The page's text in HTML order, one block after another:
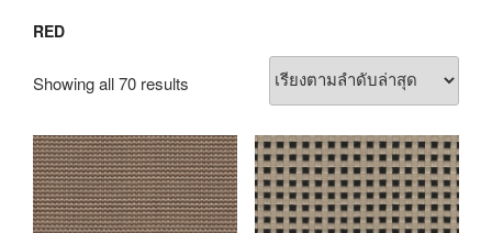
RED
Showing all 70 results